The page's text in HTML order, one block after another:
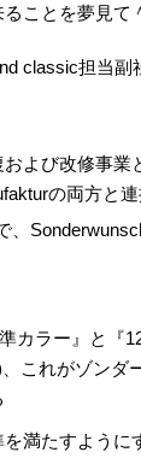
ことを夢見て
classic担当副
よび改修事業
の両方と
、
カラー』と『
これがゾンダ
満たすように